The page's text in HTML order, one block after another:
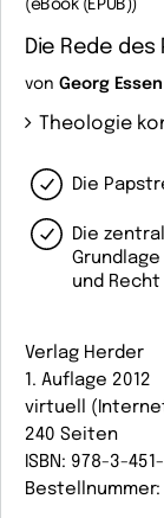
(eBook (EPUB))
Die Rede
von Georg Essen
Theologie
Die
Die
und Recht
Verlag Herder
1. Auflage 2012
virtuell
240 Seiten
ISBN: 978-3-
Bestellnummer: